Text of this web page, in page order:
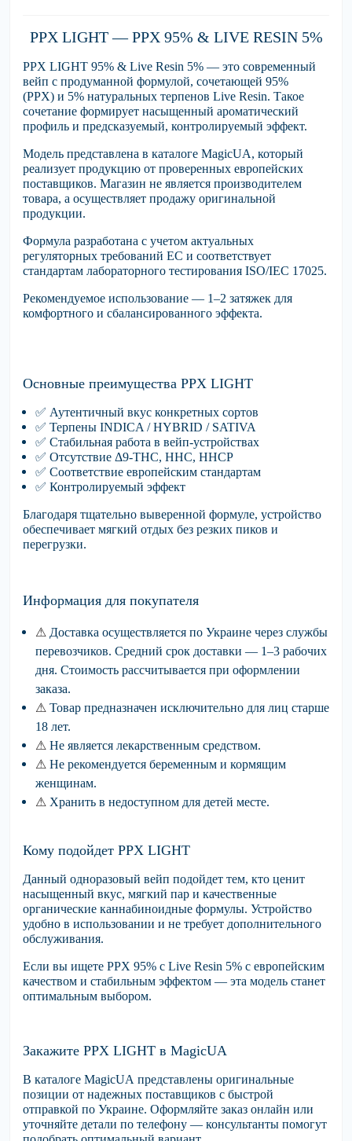
PPX LIGHT — PPX 95% & LIVE RESIN 5%
PPX LIGHT 95% & Live Resin 5% — это современный
вейп с продуманной формулой, сочетающей 95%
(PPX) и 5% натуральных терпенов Live Resin. Такое
сочетание формирует насыщенный ароматический
профиль и предсказуемый, контролируемый эффект.
Модель представлена в каталоге MagicUA, который
реализует продукцию от проверенных европейских
поставщиков. Магазин не является производителем
товара, а осуществляет продажу оригинальной
продукции.
Формула разработана с учетом актуальных
регуляторных требований ЕС и соответствует
стандартам лабораторного тестирования ISO/IEC 17025.
Рекомендуемое использование — 1–2 затяжек для
комфортного и сбалансированного эффекта.
Основные преимущества PPX LIGHT
✅ Аутентичный вкус конкретных сортов
✅ Терпены INDICA / HYBRID / SATIVA
✅ Стабильная работа в вейп-устройствах
✅ Отсутствие Δ9-THC, HHC, HHCP
✅ Соответствие европейским стандартам
✅ Контролируемый эффект
Благодаря тщательно выверенной формуле, устройство
обеспечивает мягкий отдых без резких пиков и
перегрузки.
Информация для покупателя
⚠ Доставка осуществляется по Украине через службы
перевозчиков. Средний срок доставки — 1–3 рабочих
дня. Стоимость рассчитывается при оформлении
заказа.
⚠ Товар предназначен исключительно для лиц старше
18 лет.
⚠ Не является лекарственным средством.
⚠ Не рекомендуется беременным и кормящим
женщинам.
⚠ Хранить в недоступном для детей месте.
Кому подойдет PPX LIGHT
Данный одноразовый вейп подойдет тем, кто ценит
насыщенный вкус, мягкий пар и качественные
органические каннабиноидные формулы. Устройство
удобно в использовании и не требует дополнительного
обслуживания.
Если вы ищете PPX 95% с Live Resin 5% с европейским
качеством и стабильным эффектом — эта модель станет
оптимальным выбором.
Закажите PPX LIGHT в MagicUA
В каталоге MagicUA представлены оригинальные
позиции от надежных поставщиков с быстрой
отправкой по Украине. Оформляйте заказ онлайн или
уточняйте детали по телефону — консультанты помогут